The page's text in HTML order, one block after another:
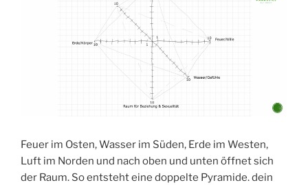
Feuer im Osten, Wasser im Süden, Erde im Westen,
Luft im Norden und nach oben und unten öffnet sich
der Raum. So entsteht eine doppelte Pyramide. dein